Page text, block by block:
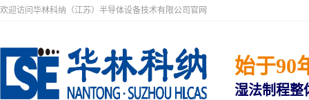
欢迎访问华林科纳（江苏）半导体设备技术有限公司官网
始于90
湿法制程整